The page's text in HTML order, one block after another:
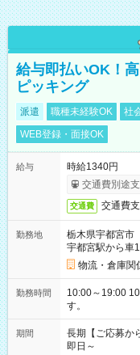
給与即払いOK！
ピッキング
派遣 職種未経験OK 社
WEB登録・面接OK
給与
時給1340円
交通費別途
交通費 交通費
勤務地
栃木県宇都宮市
宇都宮駅から車
物流・倉庫関
勤務時間
10:00～19:00 10:00～17:00 ※表記の
す。
期間
長期【ご応募か
即日～